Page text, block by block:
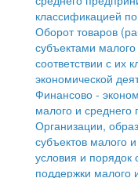
Фотоальбом
Проекты
Антимонопольный
Противодействие
среднего
Муниципальные
Контрольно-
Персональные
Оценка
классификацией
Оборот товаров
субъектами
соответствии с их
экономической
Финансово -
малого и среднего
Организации,
субъектов малого
условия и порядок
поддержки малого